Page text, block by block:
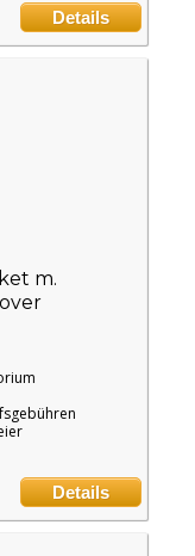
Details
m.
Details